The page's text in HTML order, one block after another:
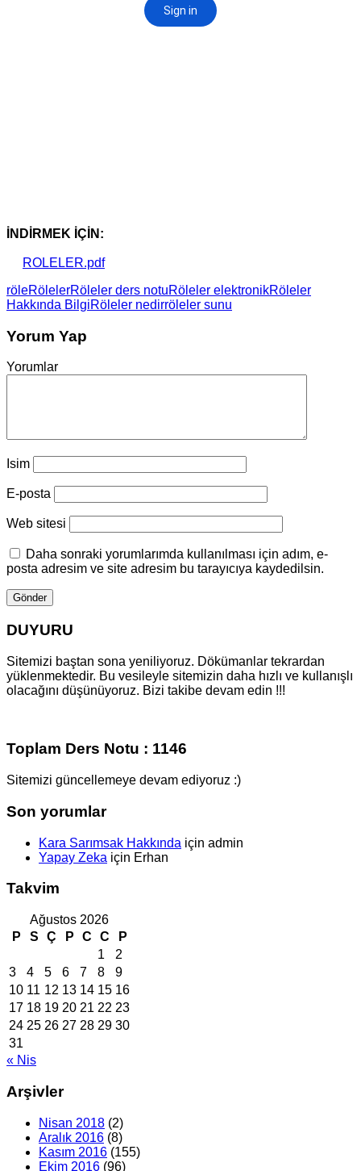
İNDİRMEK İÇİN:
ROLELER.pdf
röleRölelerRöleler ders notuRöleler elektronikRöleler
Hakkında BilgiRöleler nedirröleler sunu
Yorum Yap
Yorumlar
Isim
E-posta
Web sitesi
Daha sonraki yorumlarımda kullanılması için adım, e-
posta adresim ve site adresim bu tarayıcıya kaydedilsin.
DUYURU
Sitemizi baştan sona yeniliyoruz. Dökümanlar tekrardan
yüklenmektedir. Bu vesileyle sitemizin daha hızlı ve kullanışlı
olacağını düşünüyoruz. Bizi takibe devam edin !!!
Toplam Ders Notu : 1146
Sitemizi güncellemeye devam ediyoruz :)
Son yorumlar
Kara Sarımsak Hakkında için admin
Yapay Zeka için Erhan
Takvim
Ağustos 2026
P
S Ç P C C
P
1
2
3
4 5 6 7 8
9
10 11 12 13 14 15 16
17 18 19 20 21 22 23
24 25 26 27 28 29 30
31
« Nis
Arşivler
Nisan 2018 (2)
Aralık 2016 (8)
Kasım 2016 (155)
Ekim 2016 (96)